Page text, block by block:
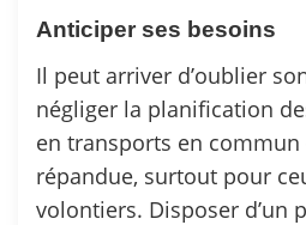
Anticiper ses besoins
Il peut arriver d’oublier
négliger la planification
en transports en commun
répandue, surtout pour
volontiers. Disposer d’un